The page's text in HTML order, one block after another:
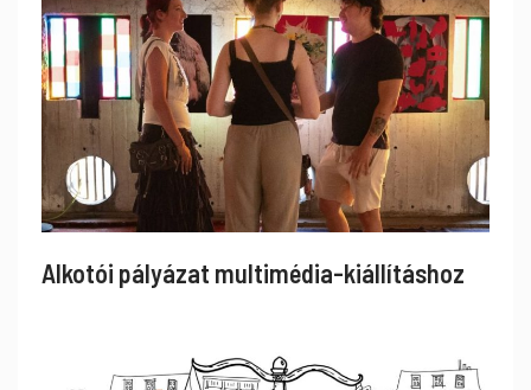
Alkotói pályázat multimédia-kiállításhoz